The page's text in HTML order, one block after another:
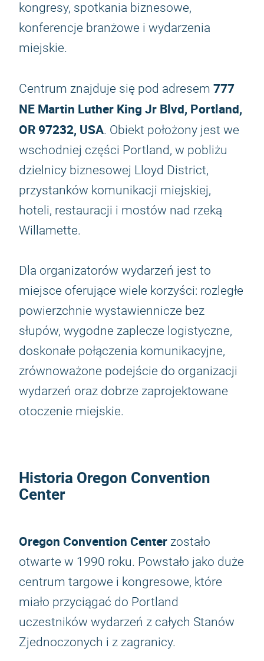
kongresy, spotkania biznesowe,
konferencje branżowe i wydarzenia
miejskie.
Centrum znajduje się pod adresem 777
NE Martin Luther King Jr Blvd, Portland,
OR 97232, USA. Obiekt położony jest we
wschodniej części Portland, w pobliżu
dzielnicy biznesowej Lloyd District,
przystanków komunikacji miejskiej,
hoteli, restauracji i mostów nad rzeką
Willamette.
Dla organizatorów wydarzeń jest to
miejsce oferujące wiele korzyści: rozległe
powierzchnie wystawiennicze bez
słupów, wygodne zaplecze logistyczne,
doskonałe połączenia komunikacyjne,
zrównoważone podejście do organizacji
wydarzeń oraz dobrze zaprojektowane
otoczenie miejskie.
Historia Oregon Convention
Center
Oregon Convention Center zostało
otwarte w 1990 roku. Powstało jako duże
centrum targowe i kongresowe, które
miało przyciągać do Portland
uczestników wydarzeń z całych Stanów
Zjednoczonych i z zagranicy.